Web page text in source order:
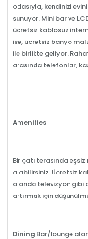
odasıyla, kendinizi
sunuyor. Mini bar ve
ücretsiz kablosuz
ise, ücretsiz banyo
ile birlikte geliyor.
arasında telefonlar,
Amenities
Bir çatı terasında
alabilirsiniz. Ücretsiz
alanda televizyon gibi
artırmak için
Dining Bar/lounge